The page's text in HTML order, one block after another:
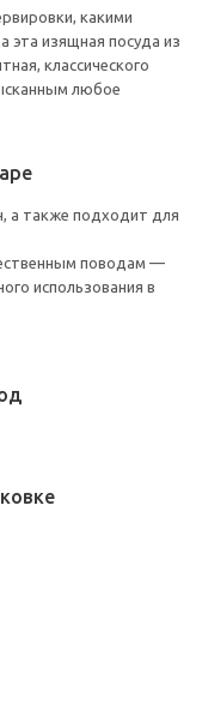
какими
эта изящная посуда из
классического
любое
а также подходит для
поводам —
использования в